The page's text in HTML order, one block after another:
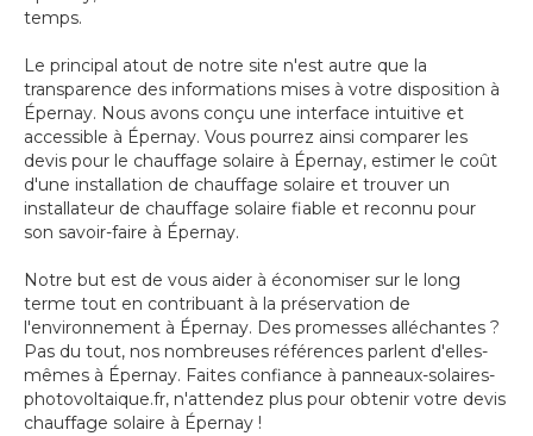
temps.
Le principal atout de notre site n'est autre que la
transparence des informations mises à votre disposition à
Épernay. Nous avons conçu une interface intuitive et
accessible à Épernay. Vous pourrez ainsi comparer les
devis pour le chauffage solaire à Épernay, estimer le coût
d'une installation de chauffage solaire et trouver un
installateur de chauffage solaire fiable et reconnu pour
son savoir-faire à Épernay.
Notre but est de vous aider à économiser sur le long
terme tout en contribuant à la préservation de
l'environnement à Épernay. Des promesses alléchantes ?
Pas du tout, nos nombreuses références parlent d'elles-
mêmes à Épernay. Faites confiance à panneaux-solaires-
photovoltaique.fr, n'attendez plus pour obtenir votre devis
chauffage solaire à Épernay !